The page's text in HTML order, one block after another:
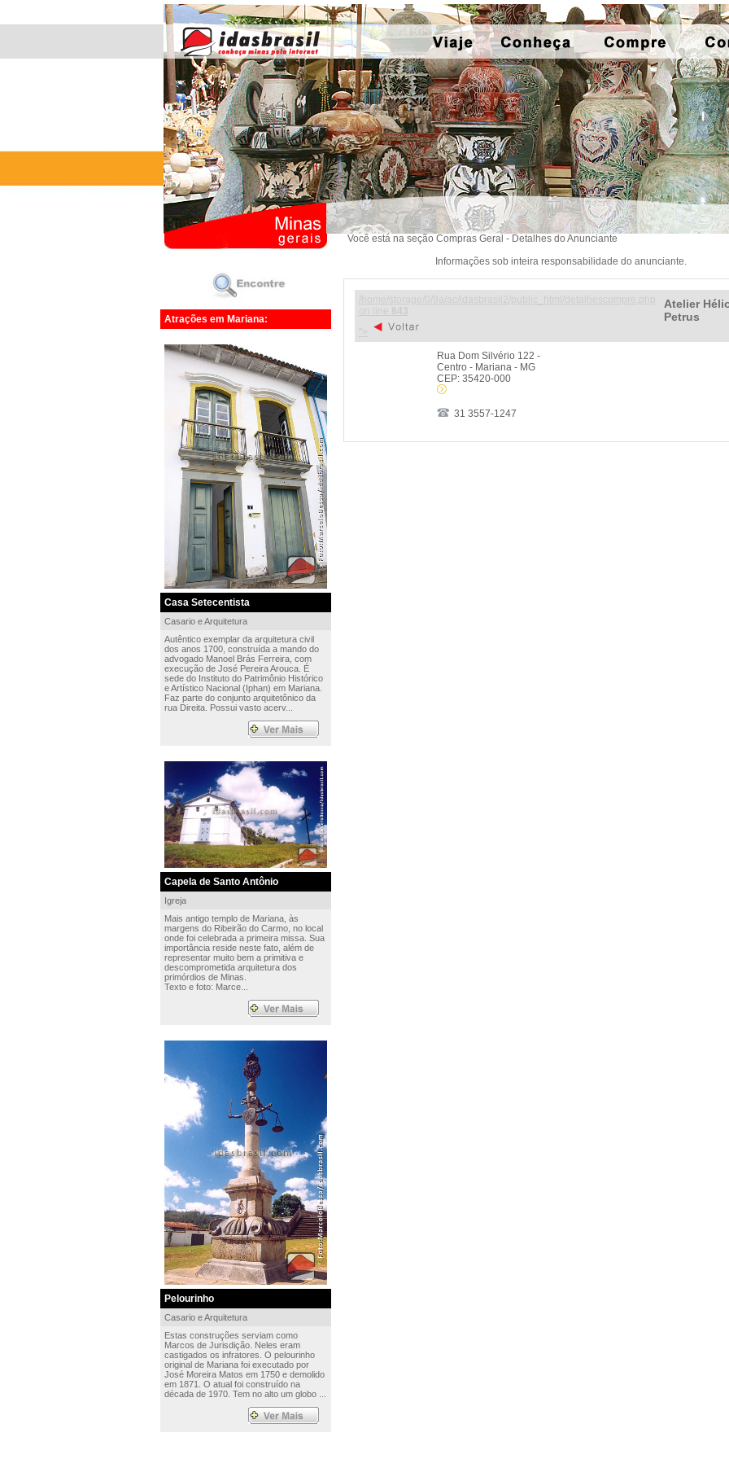
Atrações em Mariana:
Casa Setecentista
Casario e Arquitetura
Autêntico exemplar da arquitetura civil
dos anos 1700, construída a mando do
advogado Manoel Brás Ferreira, com
execução de José Pereira Arouca. É
sede do Instituto do Patrimônio Histórico
e Artístico Nacional (Iphan) em Mariana.
Faz parte do conjunto arquitetônico da
rua Direita. Possui vasto acerv...
Capela de Santo Antônio
Igreja
Mais antigo templo de Mariana, às
margens do Ribeirão do Carmo, no local
onde foi celebrada a primeira missa. Sua
importância reside neste fato, além de
representar muito bem a primitiva e
descomprometida arquitetura dos
primórdios de Minas.
Texto e foto: Marce...
Pelourinho
Casario e Arquitetura
Estas construções serviam como
Marcos de Jurisdição. Neles eram
castigados os infratores. O pelourinho
original de Mariana foi executado por
José Moreira Matos em 1750 e demolido
em 1871. O atual foi construído na
década de 1970. Tem no alto um globo ...
Você está na seção Compras Geral - Detalhes do Anunciante
Informações sob inteira responsabilidade do anunciante.
Atelier
Petrus
Rua Dom Silvério 122 -
Centro - Mariana - MG
CEP: 35420-000
31 3557-1247